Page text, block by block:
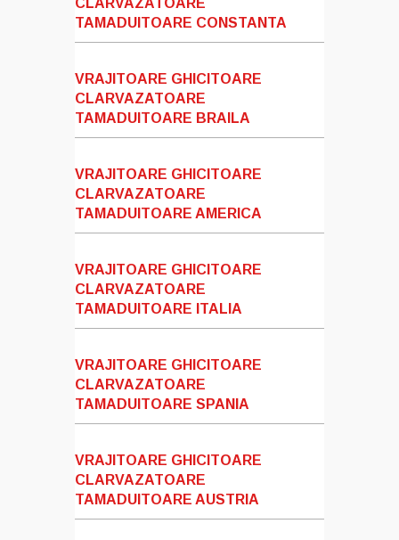
CLARVAZATOARE
TAMADUITOARE CONSTANTA
VRAJITOARE GHICITOARE
CLARVAZATOARE
TAMADUITOARE BRAILA
VRAJITOARE GHICITOARE
CLARVAZATOARE
TAMADUITOARE AMERICA
VRAJITOARE GHICITOARE
CLARVAZATOARE
TAMADUITOARE ITALIA
VRAJITOARE GHICITOARE
CLARVAZATOARE
TAMADUITOARE SPANIA
VRAJITOARE GHICITOARE
CLARVAZATOARE
TAMADUITOARE AUSTRIA